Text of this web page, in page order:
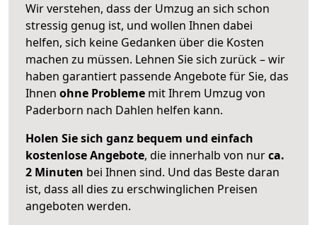
Wir verstehen, dass der Umzug an sich schon
stressig genug ist, und wollen Ihnen dabei
helfen, sich keine Gedanken über die Kosten
machen zu müssen. Lehnen Sie sich zurück – wir
haben garantiert passende Angebote für Sie, das
Ihnen ohne Probleme mit Ihrem Umzug von
Paderborn nach Dahlen helfen kann.
Holen Sie sich ganz bequem und einfach
kostenlose Angebote, die innerhalb von nurca.
2 Minuten bei Ihnen sind. Und das Beste daran
ist, dass all dies zu erschwinglichen Preisen
angeboten werden.